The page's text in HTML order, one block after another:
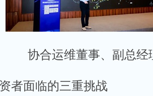
协合运维董事、副总经
者面临的三重挑战